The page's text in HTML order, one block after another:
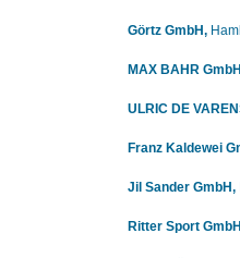
Görtz GmbH,
MAX BAHR
ULRIC DE
Franz Kaldewei
Jil Sander GmbH,
Ritter Sport